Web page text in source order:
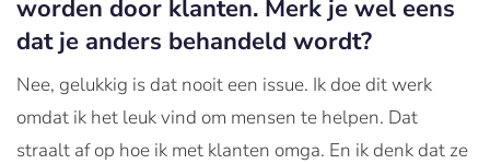
worden door klanten. Merk je wel eens
dat je anders behandeld wordt?
Nee, gelukkig is dat nooit een issue. Ik doe dit werk
omdat ik het leuk vind om mensen te helpen. Dat
straalt af op hoe ik met klanten omga. En ik denk dat ze